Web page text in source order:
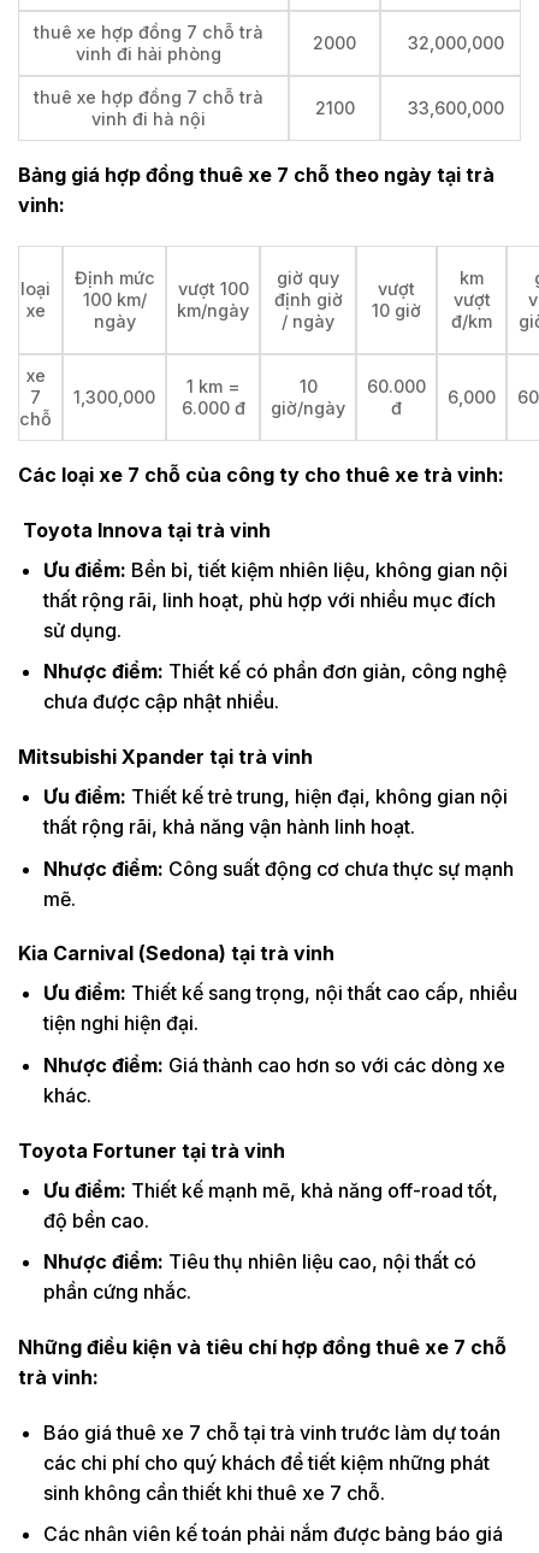
thuê xe hợp đồng 7 chỗ trà
vinh đi hải phòng
2000 32,000,000
thuê xe hợp đồng 7 chỗ trà
vinh đi hà nội
2100 33,600,000
Bảng giá hợp đồng thuê xe 7 chỗ theo ngày tại trà
vinh:
loại
xe
Định mức
100 km/
ngày
vượt 100
km/ngày
giờ quy
định giờ
/ ngày
vượt
10 giờ
km
vượt
đ/km
xe
7
chỗ
1,300,000
1 km =
6.000 đ
10
giờ/ngày
60.000
đ
6,000
Các loại xe 7 chỗ của công ty cho thuê xe trà vinh:
Toyota Innova tại trà vinh
Ưu điểm: Bền bỉ, tiết kiệm nhiên liệu, không gian nội
thất rộng rãi, linh hoạt, phù hợp với nhiều mục đích
sử dụng.
Nhược điểm: Thiết kế có phần đơn giản, công nghệ
chưa được cập nhật nhiều.
Mitsubishi Xpander tại trà vinh
Ưu điểm: Thiết kế trẻ trung, hiện đại, không gian nội
thất rộng rãi, khả năng vận hành linh hoạt.
Nhược điểm: Công suất động cơ chưa thực sự mạnh
mẽ.
Kia Carnival (Sedona) tại trà vinh
Ưu điểm: Thiết kế sang trọng, nội thất cao cấp, nhiều
tiện nghi hiện đại.
Nhược điểm: Giá thành cao hơn so với các dòng xe
khác.
Toyota Fortuner tại trà vinh
Ưu điểm: Thiết kế mạnh mẽ, khả năng off-road tốt,
độ bền cao.
Nhược điểm: Tiêu thụ nhiên liệu cao, nội thất có
phần cứng nhắc.
Những điều kiện và tiêu chí hợp đồng thuê xe 7 chỗ
trà vinh:
Báo giá thuê xe 7 chỗ tại trà vinh trước làm dự toán
các chi phí cho quý khách để tiết kiệm những phát
sinh không cần thiết khi thuê xe 7 chỗ.
Các nhân viên kế toán phải nắm được bảng báo giá